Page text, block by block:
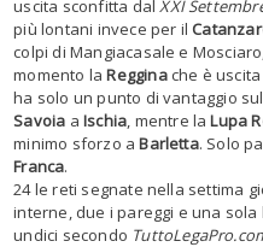
uscita sconfitta dalXXI
più lontani invece per il
colpi di Mangiacasale e
momento laReggina che è
ha solo un punto di vantaggio
Savoia a Ischia, mentre laLupa
minimo sforzo aBarletta. Solo
Franca.
24 le reti segnate nella settima
interne, due i pareggi e una
undici secondo